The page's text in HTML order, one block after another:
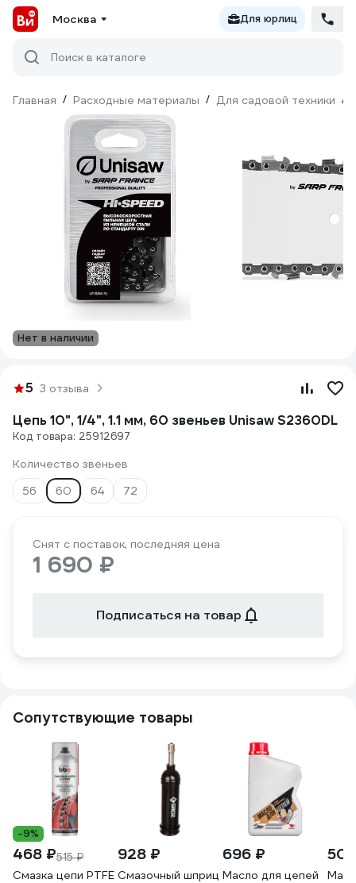
Москва Для юрлиц
Поиск в каталоге
Главная / Расходные материалы / Для садовой техники /
Нет в наличии
5 3 отзыва
Цепь 10", 1/4", 1.1 мм, 60 звеньев Unisaw S2360DL
Код товара: 25912697
Количество звеньев
56
60 64 72
Снят с поставок, последняя цена
1 690 ₽
Подписаться на товар
Сопутствующие товары
-9%
468 ₽515 ₽
Смазка цепи PTFE
928 ₽
Смазочный шприц
696 ₽
Масло для цепей